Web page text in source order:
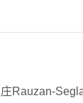
Rauzan-